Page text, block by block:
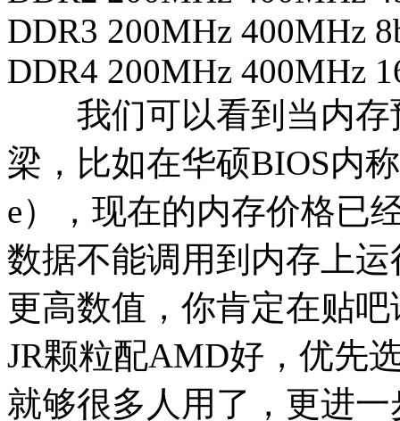
DDR3 200MHz 400MHz
DDR4 200MHz 400MHz
我们可以看到当内存
梁，比如在华硕BIOS内
e），现在的内存价格已
数据不能调用到内存上
更高数值，你肯定在贴
JR颗粒配AMD好，优先
就够很多人用了，更进